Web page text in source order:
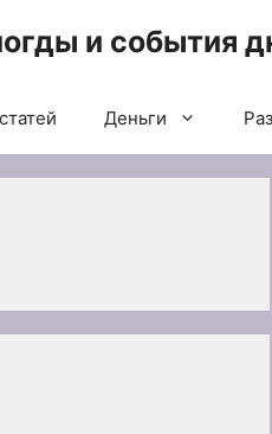
и события
Деньги